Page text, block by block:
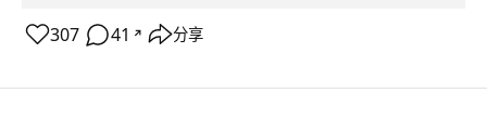
307 41 ↗ 分享